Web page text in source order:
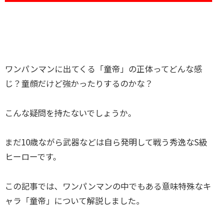
ワンパンマンに出てくる「童帝」の正体ってどんな感
じ？童顔だけど強かったりするのかな？
こんな疑問を持たないでしょうか。
まだ10歳ながら武器などは自ら発明して戦う秀逸なS級
ヒーローです。
この記事では、ワンパンマンの中でもある意味特殊なキ
ャラ「童帝」について解説しました。